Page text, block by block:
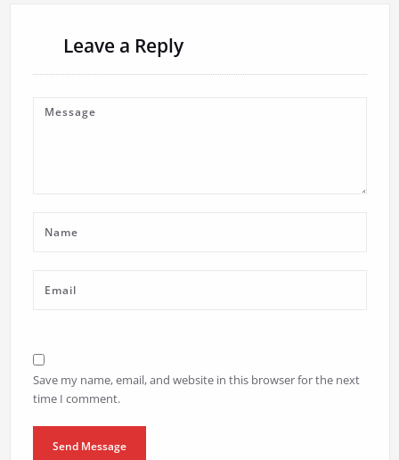
Leave a Reply
Save my name, email, and website in this browser for the next
time I comment.